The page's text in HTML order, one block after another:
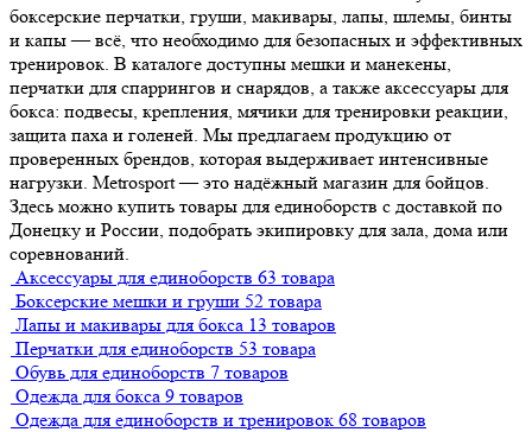
боксерские перчатки, груши, макивары, лапы, шлемы, бинты
и капы — всё, что необходимо для безопасных и эффективных
тренировок. В каталоге доступны мешки и манекены,
перчатки для спаррингов и снарядов, а также аксессуары для
бокса: подвесы, крепления, мячики для тренировки реакции,
защита паха и голеней. Мы предлагаем продукцию от
проверенных брендов, которая выдерживает интенсивные
нагрузки. Metrosport — это надёжный магазин для бойцов.
Здесь можно купить товары для единоборств с доставкой по
Донецку и России, подобрать экипировку для зала, дома или
соревнований.
Аксессуары для единоборств 63 товара
Боксерские мешки и груши 52 товара
Лапы и макивары для бокса 13 товаров
Перчатки для единоборств 53 товара
Обувь для единоборств 7 товаров
Одежда для бокса 9 товаров
Одежда для единоборств и тренировок 68 товаров